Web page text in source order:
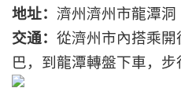
地址： 濟州濟州市龍潭洞
交通： 從濟州市內搭乘
巴，到龍潭轉盤下車，步